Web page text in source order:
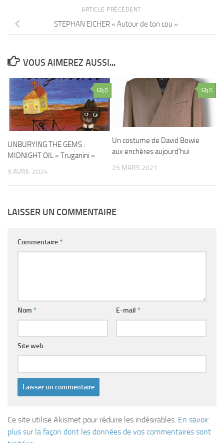
ARTICLE PRÉCÉDENT
STEPHAN EICHER « Autour de ton cou »
VOUS AIMEREZ AUSSI...
0
UNBURYING THE GEMS :
MIDNIGHT OIL « Truganini »
9 AVRIL 2024
0
Un costume de David Bowie
aux enchères aujourd’hui
25 MARS 2021
LAISSER UN COMMENTAIRE
Commentaire*
Nom * E-mail *
Site web
Ce site utilise Akismet pour réduire les indésirables. En savoir
plus sur la façon dont les données de vos commentaires sont